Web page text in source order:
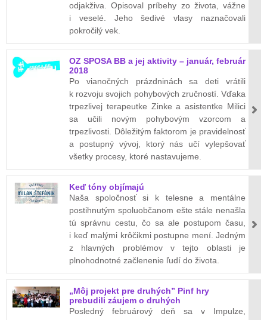
odjakživa. Opisoval príbehy zo života, vážne
i veselé. Jeho šedivé vlasy naznačovali
pokročilý vek.
OZ SPOSA BB a jej aktivity – január, február
2018
Po vianočných prázdninách sa deti vrátili
k rozvoju svojich pohybových zručností. Vďaka
trpezlivej terapeutke Zinke a asistentke Milici
sa učili novým pohybovým vzorcom a
trpezlivosti. Dôležitým faktorom je pravidelnosť
a postupný vývoj, ktorý nás učí vylepšovať
všetky procesy, ktoré nastavujeme.
Keď tóny objímajú
Naša spoločnosť si k telesne a mentálne
postihnutým spoluobčanom ešte stále nenašla
tú správnu cestu, čo sa ale postupom času,
i keď malými krôčikmi postupne mení. Jedným
z hlavných problémov v tejto oblasti je
plnohodnotné začlenenie ľudí do života.
„Môj projekt pre druhých” Pinf hry
prebudili záujem o druhých
Posledný februárový deň sa v Impulze,